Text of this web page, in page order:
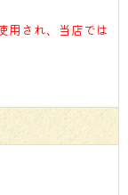
用され、当店では